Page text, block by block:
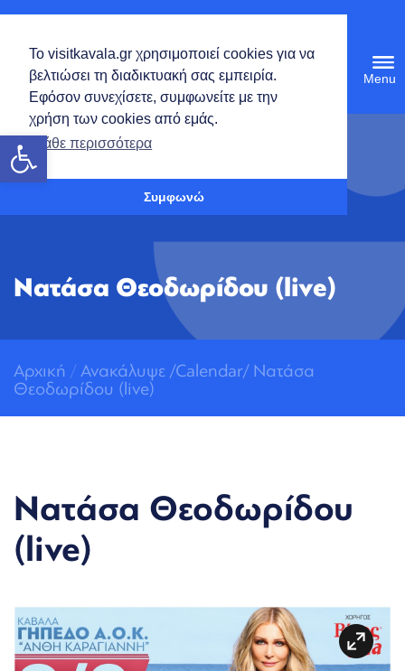
Το visitkavala.gr χρησιμοποιεί cookies για να
βελτιώσει τη διαδικτυακή σας εμπειρία.
Εφόσον συνεχίσετε, συμφωνείτε με την
χρήση των cookies από εμάς.
Μάθε περισσότερα
Συμφωνώ
Ανοίξτε τη γραμμή εργαλείων
Νατάσα Θεοδωρίδου (live)
Αρχική / Ανακάλυψε /Calendar/ Νατάσα
Θεοδωρίδου (live)
Νατάσα Θεοδωρίδου
(live)